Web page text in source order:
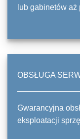
lub gabinetów
OBSŁUGA
Gwarancyjna
eksploatacji